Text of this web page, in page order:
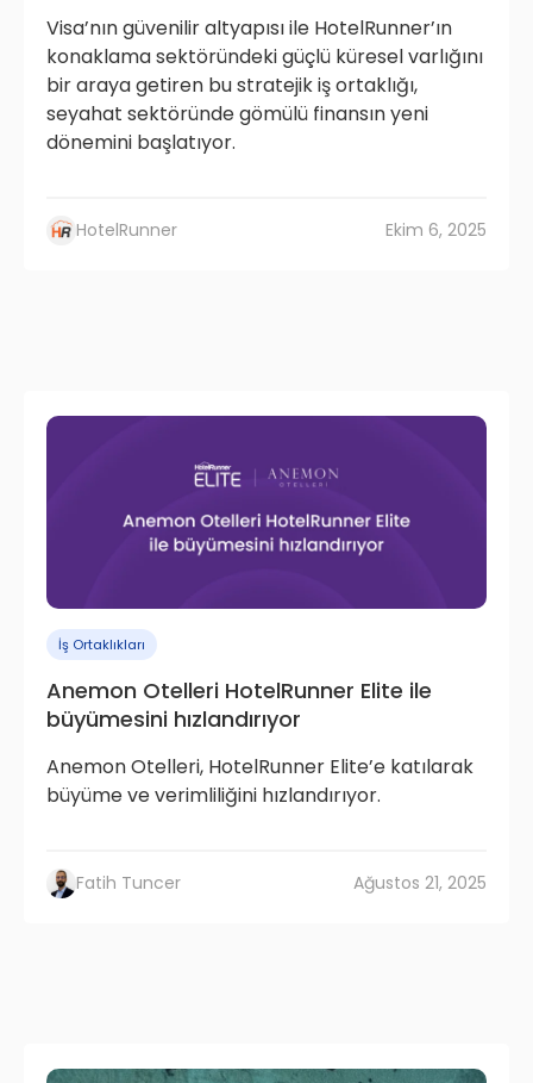
Visa’nın güvenilir altyapısı ile HotelRunner’ın
konaklama sektöründeki güçlü küresel varlığını
bir araya getiren bu stratejik iş ortaklığı,
seyahat sektöründe gömülü finansın yeni
dönemini başlatıyor.
HotelRunner Ekim 6, 2025
İş Ortaklıkları
Anemon Otelleri HotelRunner Elite ile
büyümesini hızlandırıyor
Anemon Otelleri, HotelRunner Elite’e katılarak
büyüme ve verimliliğini hızlandırıyor.
Fatih Tuncer Ağustos 21, 2025